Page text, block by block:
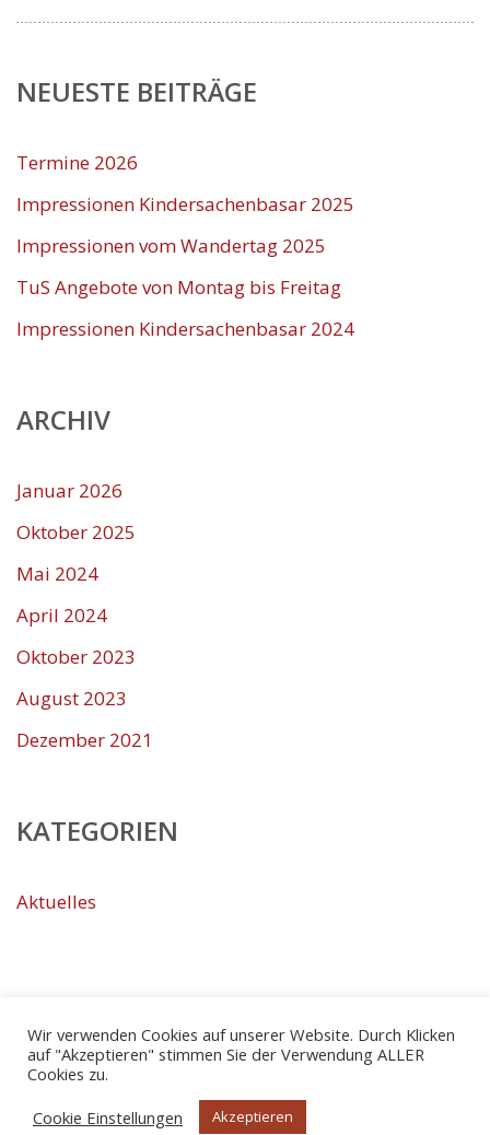
NEUESTE BEITRÄGE
Termine 2026
Impressionen Kindersachenbasar 2025
Impressionen vom Wandertag 2025
TuS Angebote von Montag bis Freitag
Impressionen Kindersachenbasar 2024
ARCHIV
Januar 2026
Oktober 2025
Mai 2024
April 2024
Oktober 2023
August 2023
Dezember 2021
KATEGORIEN
Aktuelles
© Copyright 2026Turn- und Sportverein Breitenheim 1921 e.V.
Wir verwenden Cookies auf unserer Website. Durch Klicken
auf "Akzeptieren" stimmen Sie der Verwendung ALLER
Cookies zu.
Cookie Einstellungen
Akzeptieren